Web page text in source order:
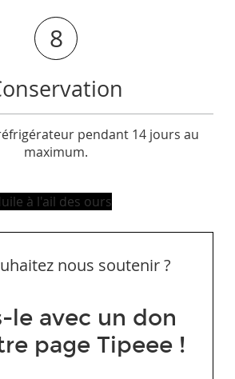
8
pendant 14 jours au
maximum.
nous soutenir ?
le avec un don
page Tipeee !